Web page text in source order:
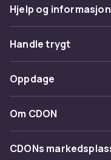
Hjelp og informasjon
Vanlige spørsmål
Spor pakke
Angre & returner her
Kontakt oss
Handle trygt
Betaling
Levering
Tilbakekallinger
Oppdage
Kategorier
Varemerker
Om CDON
Om oss
CDONs